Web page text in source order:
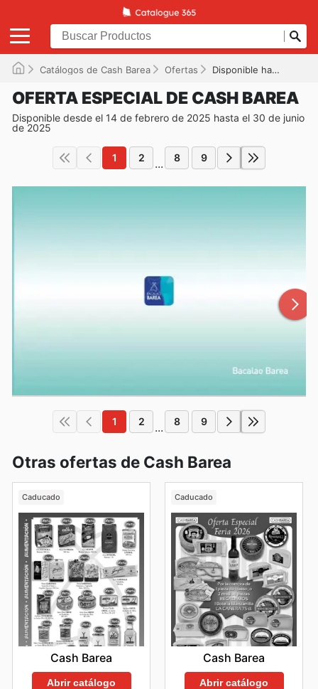
Catálogos de Cash Barea Ofertas Disponible hasta el 30/06/2025
OFERTA ESPECIAL DE CASH BAREA
Disponible desde el 14 de febrero de 2025 hasta el 30 de junio
de 2025
1 2 ... 8 9
1 2 ... 8 9
Otras ofertas de Cash Barea
Caducado
Cash Barea
Abrir catálogo
Caducado
Cash Barea
Abrir catálogo